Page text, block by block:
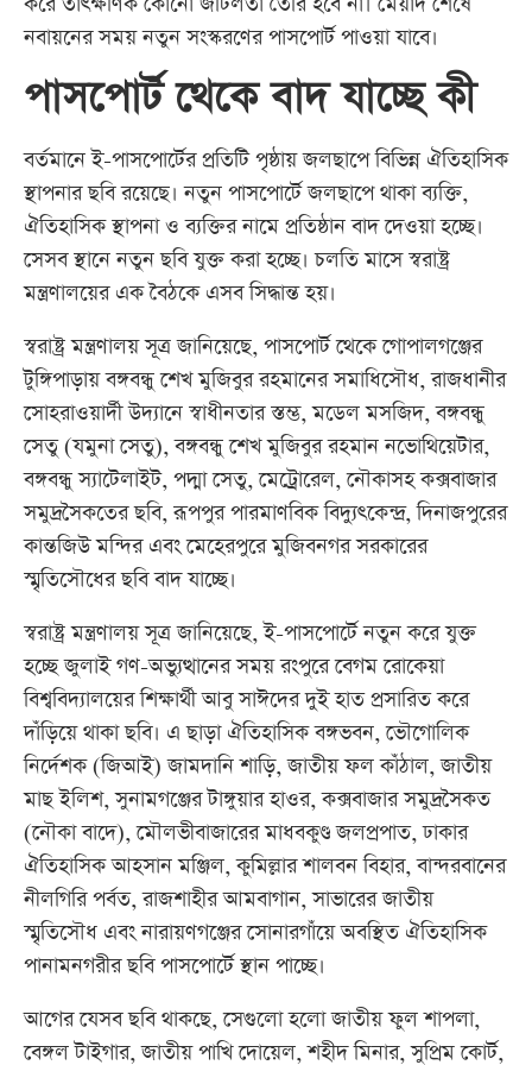
নবায়নের সময় নতুন সংস্করণের পাসপোর্ট পাওয়া যাবে।
পাসপোর্ট থেকে বাদ যাচ্ছে কী
বর্তমানে ই-পাসপোর্টের প্রতিটি পৃষ্ঠায় জলছাপে বিভিন্ন ঐতিহাসিক
স্থাপনার ছবি রয়েছে। নতুন পাসপোর্টে জলছাপে থাকা ব্যক্তি,
ঐতিহাসিক স্থাপনা ও ব্যক্তির নামে প্রতিষ্ঠান বাদ দেওয়া হচ্ছে।
সেসব স্থানে নতুন ছবি যুক্ত করা হচ্ছে। চলতি মাসে স্বরাষ্ট্র
মন্ত্রণালয়ের এক বৈঠকে এসব সিদ্ধান্ত হয়।
স্বরাষ্ট্র মন্ত্রণালয় সূত্র জানিয়েছে, পাসপোর্ট থেকে গোপালগঞ্জের
টুঙ্গিপাড়ায় বঙ্গবন্ধু শেখ মুজিবুর রহমানের সমাধিসৌধ, রাজধানীর
সোহরাওয়ার্দী উদ্যানে স্বাধীনতার স্তম্ভ, মডেল মসজিদ, বঙ্গবন্ধু
সেতু (যমুনা সেতু), বঙ্গবন্ধু শেখ মুজিবুর রহমান নভোথিয়েটার,
বঙ্গবন্ধু স্যাটেলাইট, পদ্মা সেতু, মেট্রোরেল, নৌকাসহ কক্সবাজার
সমুদ্রসৈকতের ছবি, রূপপুর পারমাণবিক বিদ্যুৎকেন্দ্র, দিনাজপুরের
কান্তজিউ মন্দির এবং মেহেরপুরে মুজিবনগর সরকারের
স্মৃতিসৌধের ছবি বাদ যাচ্ছে।
স্বরাষ্ট্র মন্ত্রণালয় সূত্র জানিয়েছে, ই-পাসপোর্টে নতুন করে যুক্ত
হচ্ছে জুলাই গণ-অভ্যুত্থানের সময় রংপুরে বেগম রোকেয়া
বিশ্ববিদ্যালয়ের শিক্ষার্থী আবু সাঈদের দুই হাত প্রসারিত করে
দাঁড়িয়ে থাকা ছবি। এ ছাড়া ঐতিহাসিক বঙ্গভবন, ভৌগোলিক
নির্দেশক (জিআই) জামদানি শাড়ি, জাতীয় ফল কাঁঠাল, জাতীয়
মাছ ইলিশ, সুনামগঞ্জের টাঙ্গুয়ার হাওর, কক্সবাজার সমুদ্রসৈকত
(নৌকা বাদে), মৌলভীবাজারের মাধবকুণ্ড জলপ্রপাত, ঢাকার
ঐতিহাসিক আহসান মঞ্জিল, কুমিল্লার শালবন বিহার, বান্দরবানের
নীলগিরি পর্বত, রাজশাহীর আমবাগান, সাভারের জাতীয়
স্মৃতিসৌধ এবং নারায়ণগঞ্জের সোনারগাঁয়ে অবস্থিত ঐতিহাসিক
পানামনগরীর ছবি পাসপোর্টে স্থান পাচ্ছে।
আগের যেসব ছবি থাকছে, সেগুলো হলো জাতীয় ফুল শাপলা,
বেঙ্গল টাইগার, জাতীয় পাখি দোয়েল, শহীদ মিনার, সুপ্রিম কোর্ট,